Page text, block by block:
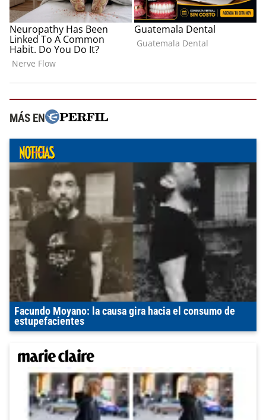
MÁS EN
Facundo Moyano: la causa gira hacia el consumo de
estupefacientes